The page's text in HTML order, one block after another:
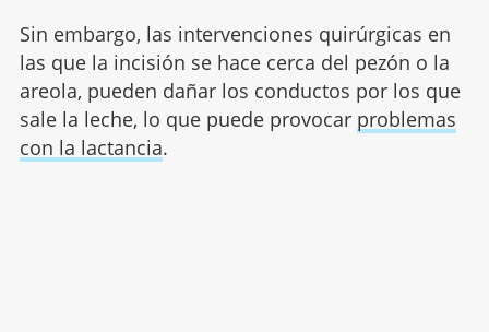
Sin embargo, las intervenciones quirúrgicas en
las que la incisión se hace cerca del pezón o la
areola, pueden dañar los conductos por los que
sale la leche, lo que puede provocar problemas
con la lactancia.